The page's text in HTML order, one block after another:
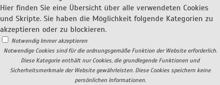
Hier finden Sie eine Übersicht über alle verwendeten Cookies
und Skripte. Sie haben die Möglichkeit folgende Kategorien zu
akzeptieren oder zu blockieren.
Notwendig Immer akzeptieren
Notwendige Cookies sind für die ordnungsgemäße Funktion der Website erforderlich.
Diese Kategorie enthält nur Cookies, die grundlegende Funktionen und
Sicherheitsmerkmale der Website gewährleisten. Diese Cookies speichern keine
persönlichen Informationen.